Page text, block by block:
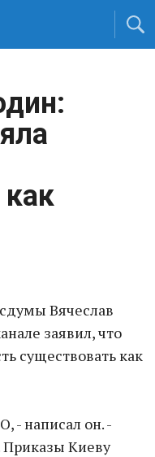
Вячеслав
заявил, что
существовать как
- написал он. -
Приказы Киеву